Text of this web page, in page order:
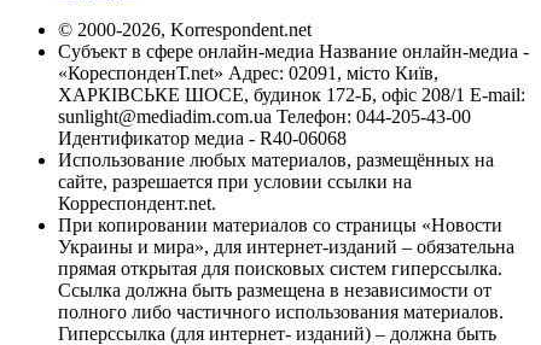
© 2000-2026, Korrespondent.net
Субъект в сфере онлайн-медиа Название онлайн-медиа -
«КореспонденТ.net» Адрес: 02091, місто Київ,
ХАРКІВСЬКЕ ШОСЕ, будинок 172-Б, офіс 208/1 E-mail:
sunlight@mediadim.com.ua Телефон: 044-205-43-00
Идентификатор медиа - R40-06068
Использование любых материалов, размещённых на
сайте, разрешается при условии ссылки на
Корреспондент.net.
При копировании материалов со страницы «Новости
Украины и мира», для интернет-изданий – обязательна
прямая открытая для поисковых систем гиперссылка.
Ссылка должна быть размещена в независимости от
полного либо частичного использования материалов.
Гиперссылка (для интернет- изданий) – должна быть